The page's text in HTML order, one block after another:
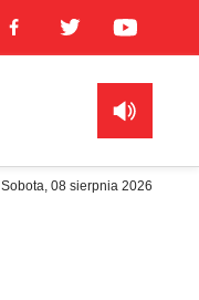
Sobota, 08 sierpnia 2026